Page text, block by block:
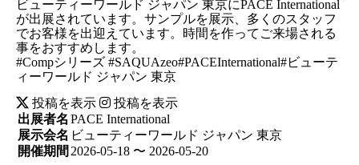
ビューティーワールド ジャパン 東京にPACE International
が出展されています。サンプルを展示、多くのスタッフ
でお客様を出迎えています。時間を作ってご来場される
事をおすすめします。
#Compシリーズ #SAQUAzeo#PACEInternational#ビューテ
ィーワールド ジャパン 東京
投稿を表示
投稿を表示
出展者名 PACE International
展示会名 ビューティーワールド ジャパン 東京
開催期間 2026-05-18 〜 2026-05-20